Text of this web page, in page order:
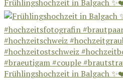
Frühlingshochzeit in Balgach
Frühlingshochzeit in Balgach